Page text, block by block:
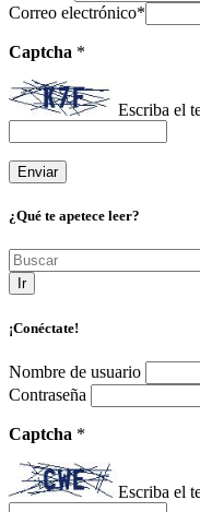
Correo electrónico*
Captcha *
Escriba el
¿Qué te apetece leer?
Ir
¡Conéctate!
Nombre de usuario
Contraseña
Captcha *
Escriba el